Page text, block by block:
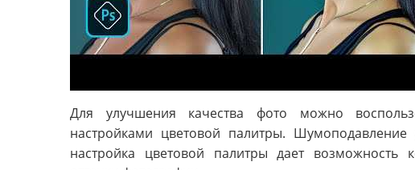
Для улучшения качества фото можно
настройками цветовой палитры.
настройка цветовой палитры дает возможность